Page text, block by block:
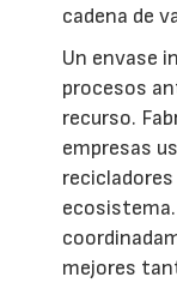
cadena de
Un envase
procesos
recurso.
empresas
mejores